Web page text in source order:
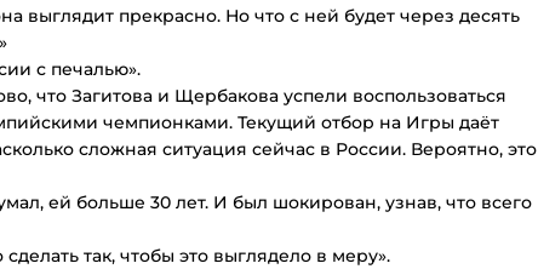
выглядит прекрасно. Но что с ней будет через десять
с печалью».
что Загитова и Щербакова успели воспользоваться
чемпионками. Текущий отбор на Игры даёт
сложная ситуация сейчас в России. Вероятно, это
ей больше 30 лет. И был шокирован, узнав, что всего
сделать так, чтобы это выглядело в меру».